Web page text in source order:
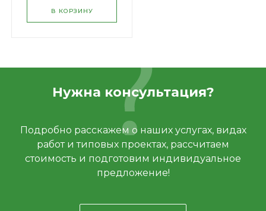
В КОРЗИНУ
Нужна консультация?
Подробно расскажем о наших услугах, видах
работ и типовых проектах, рассчитаем
стоимость и подготовим индивидуальное
предложение!